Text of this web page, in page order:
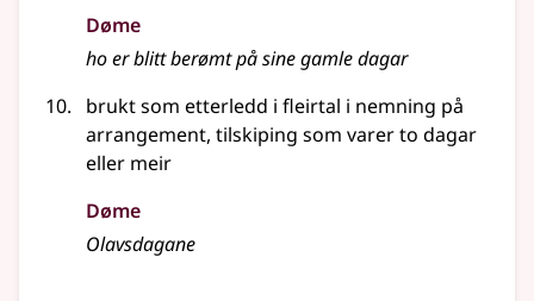
Døme
ho er blitt berømt på sine gamle dagar
brukt som etterledd i fleirtal i nemning på
arrangement, tilskiping som varer to dagar
eller meir
Døme
Olavsdagane